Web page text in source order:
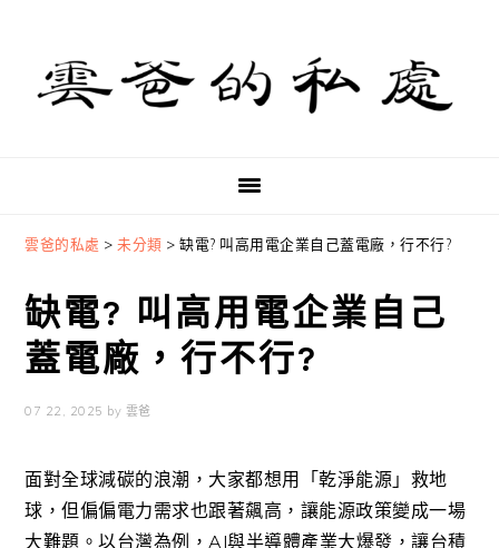
primary
navigation
content
primary
sidebar
雲爸的私處 >未分類 >缺電? 叫高用電企業自己蓋電廠，行不行?
缺電? 叫高用電企業自己
蓋電廠，行不行?
07 22, 2025 by 雲爸
面對全球減碳的浪潮，大家都想用「乾淨能源」救地
球，但偏偏電力需求也跟著飆高，讓能源政策變成一場
大難題。以台灣為例，AI與半導體產業大爆發，讓台積